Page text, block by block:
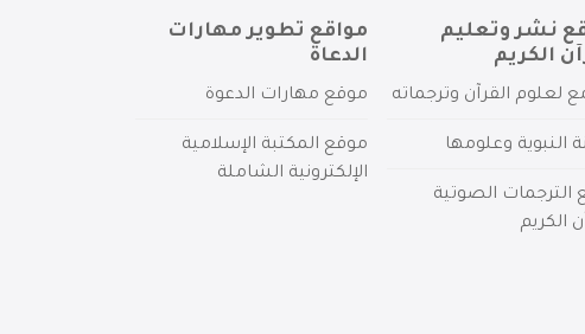
نشر وتعليم
الكريم
لعلوم القرآن وترجماته
النبوية وعلومها
الترجمات الصوتية
الكريم
مواقع تطوير مهارات
الدعاة
موقع مهارات الدعوة
موقع المكتبة الإسلامية
الإلكترونية الشاملة